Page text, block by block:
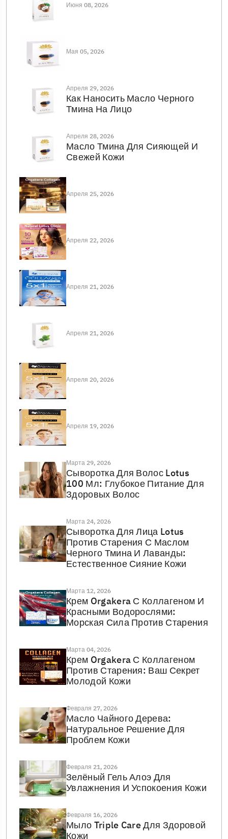
Июня 08, 2026
Мая 05, 2026
Апреля 29, 2026
Как Наносить Масло Черного
Тмина На Лицо
Апреля 28, 2026
Масло Тмина Для Сияющей И
Свежей Кожи
Апреля 25, 2026
Апреля 22, 2026
Апреля 21, 2026
Апреля 21, 2026
Апреля 20, 2026
Апреля 19, 2026
Марта 29, 2026
Сыворотка Для Волос Lotus
100 Мл: Глубокое Питание Для
Здоровых Волос
Марта 24, 2026
Сыворотка Для Лица Lotus
Против Старения С Маслом
Черного Тмина И Лаванды:
Естественное Сияние Кожи
Марта 12, 2026
Крем Orgakera С Коллагеном И
Красными Водорослями:
Морская Сила Против Старения
Марта 04, 2026
Крем Orgakera С Коллагеном
Против Старения: Ваш Секрет
Молодой Кожи
Февраля 27, 2026
Масло Чайного Дерева:
Натуральное Решение Для
Проблем Кожи
Февраля 21, 2026
Зелёный Гель Алоэ Для
Увлажнения И Успокоения Кожи
Февраля 16, 2026
Мыло Triple Care Для Здоровой
Кожи